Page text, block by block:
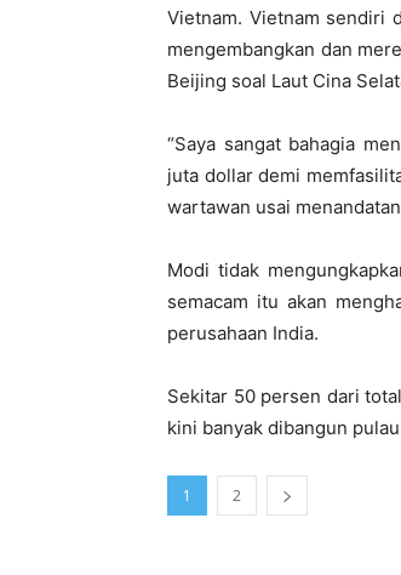
Vietnam. Vietnam sendiri
mengembangkan dan
Beijing soal Laut Cina
“Saya sangat bahagia
juta dollar demi
wartawan usai
Modi tidak
semacam itu akan
perusahaan India.
Sekitar 50 persen dari
kini banyak dibangun
1 2